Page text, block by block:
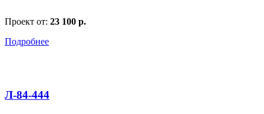
Проект от: 23 100 р.
Подробнее
Л-84-444